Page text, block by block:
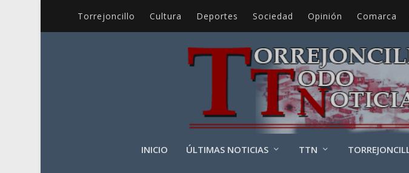
Torrejoncillo Cultura Deportes Sociedad Opinión Comarca
INICIO ÚLTIMAS NOTICIAS TTN